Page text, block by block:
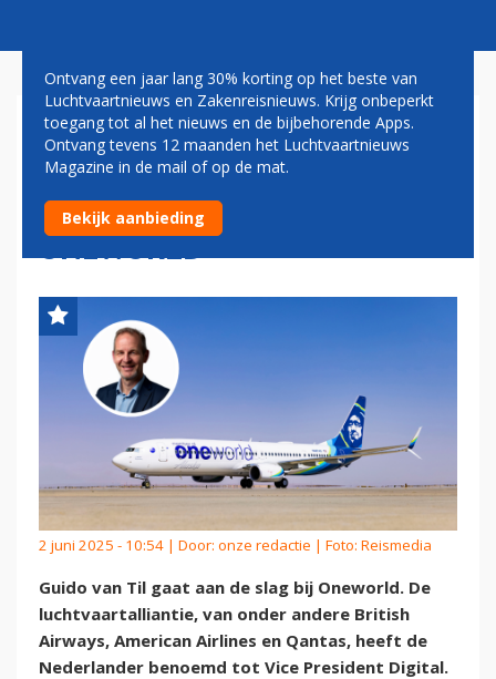
NEDERLANDER GUIDO VAN
TIL KRIJGT TOPFUNCTIE BIJ
LUCHTVAARTALLIANTIE
ONEWORLD
2 juni 2025 - 10:54 | Door: onze redactie | Foto: Reismedia
Guido van Til gaat aan de slag bij Oneworld. De
luchtvaartalliantie, van onder andere British
Airways, American Airlines en Qantas, heeft de
Nederlander benoemd tot Vice President Digital.
Ontvang een jaar lang 30% korting op het beste van
Luchtvaartnieuws en Zakenreisnieuws. Krijg onbeperkt
toegang tot al het nieuws en de bijbehorende Apps.
Ontvang tevens 12 maanden het Luchtvaartnieuws
Magazine in de mail of op de mat.
Bekijk aanbieding